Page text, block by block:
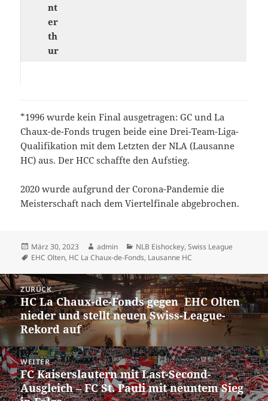
nt
er
th
ur
*1996 wurde kein Final ausgetragen: GC und La
Chaux-de-Fonds trugen beide eine Drei-Team-Liga-
Qualifikation mit dem Letzten der NLA (Lausanne
HC) aus. Der HCC schaffte den Aufstieg.
2020 wurde aufgrund der Corona-Pandemie die
Meisterschaft nach dem Viertelfinale abgebrochen.
Veröffentlicht
am
März 30, 2023 Autor
admin Kategorien
NLB Eishockey,Swiss League
Schlagwörter
EHC Olten, HC La Chaux-de-Fonds, Lausanne HC
Beitrags-
Navigation
ZURÜCK
Vorheriger
Beitrag:
HC La Chaux-de-Fonds gegen EHC Olten
nieder und stellt neuen Swiss-League-
Rekord auf
WEITER
Nächster
Beitrag:
FC Kaiserslautern mit Last-Second-
Ausgleich – FC St. Pauli mit neuntem Sieg